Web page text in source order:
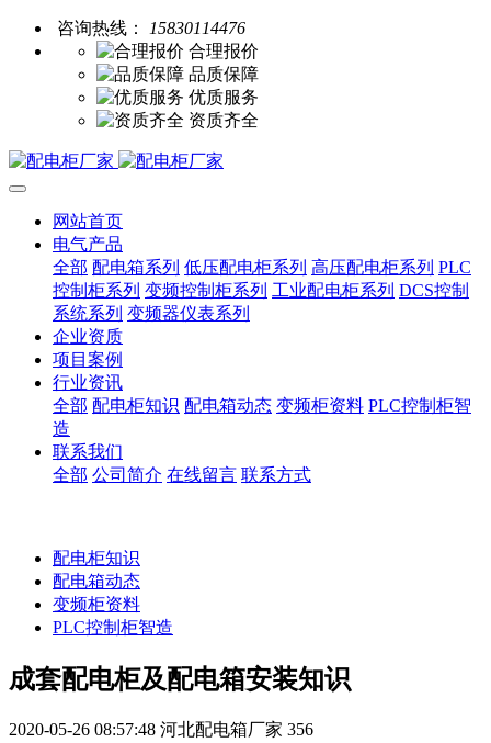
咨询热线：
15830114476
合理报价
品质保障
优质服务
资质齐全
网站首页
电气产品
全部 配电箱系列 低压配电柜系列 高压配电柜系列 PLC
控制柜系列 变频控制柜系列 工业配电柜系列 DCS控制
系统系列 变频器仪表系列
企业资质
项目案例
行业资讯
全部 配电柜知识 配电箱动态 变频柜资料 PLC控制柜智
造
联系我们
全部 公司简介 在线留言 联系方式
配电柜知识
配电箱动态
变频柜资料
PLC控制柜智造
成套配电柜及配电箱安装知识
2020-05-26 08:57:48 河北配电箱厂家 356